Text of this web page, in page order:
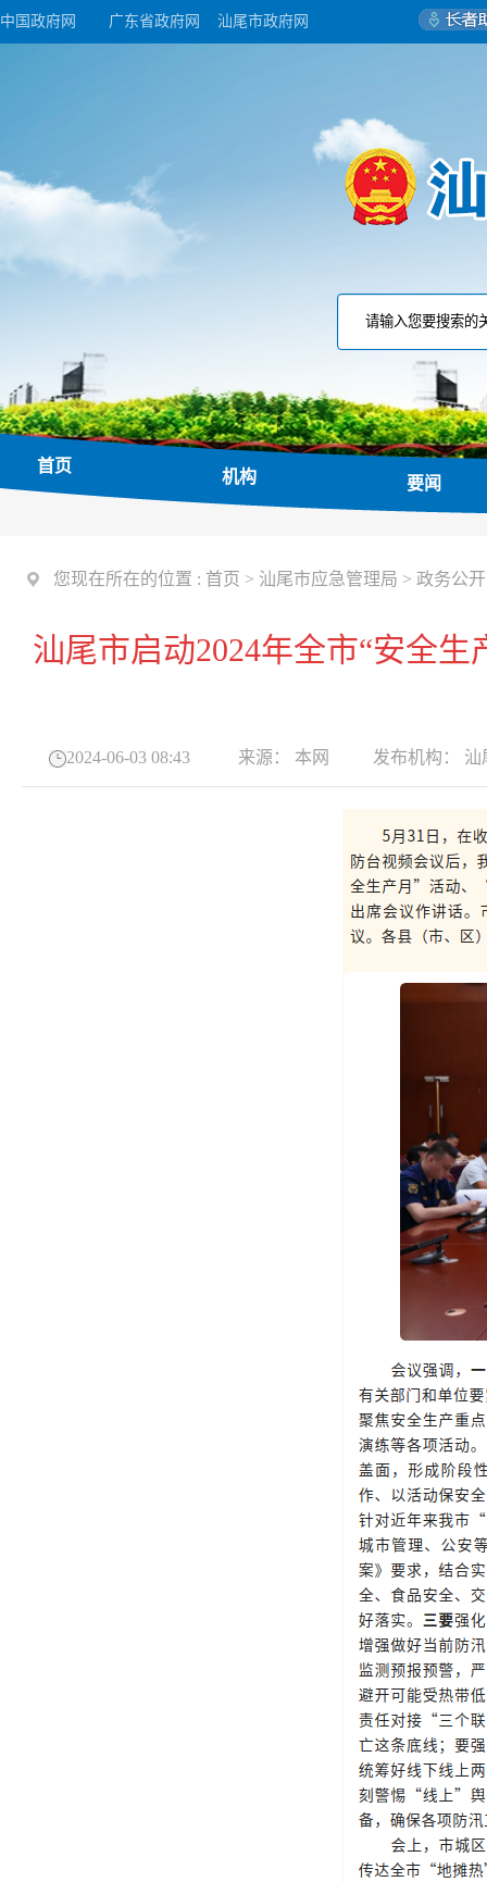
中国政府网 广东省政府网 汕尾市政府网
首页
机构 要闻
您现在所在的位置 : 首页 > 汕尾市应急管理局 > 政务公开
汕尾市启动2024年全市“安全
2024-06-03 08:43 来源： 本网 发布机构： 汕